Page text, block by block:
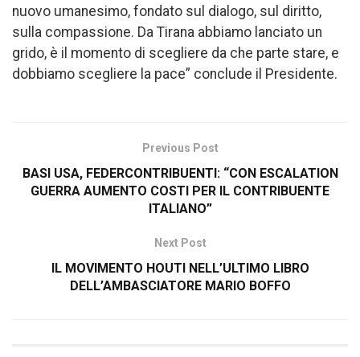
nuovo umanesimo, fondato sul dialogo, sul diritto,
sulla compassione. Da Tirana abbiamo lanciato un
grido, è il momento di scegliere da che parte stare, e
dobbiamo scegliere la pace” conclude il Presidente.
Previous Post
BASI USA, FEDERCONTRIBUENTI: “CON ESCALATION
GUERRA AUMENTO COSTI PER IL CONTRIBUENTE
ITALIANO”
Next Post
IL MOVIMENTO HOUTI NELL’ULTIMO LIBRO
DELL’AMBASCIATORE MARIO BOFFO